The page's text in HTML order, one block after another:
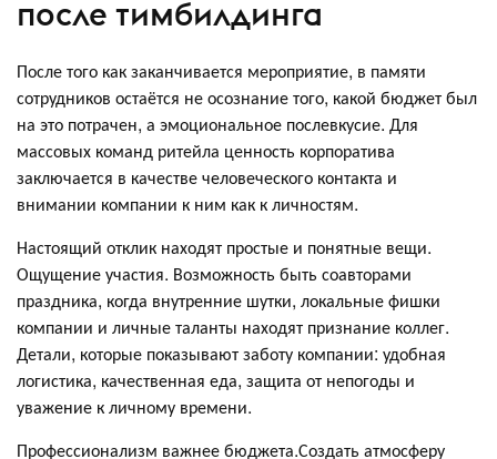
после тимбилдинга
После того как заканчивается мероприятие, в памяти
сотрудников остаётся не осознание того, какой бюджет был
на это потрачен, а эмоциональное послевкусие. Для
массовых команд ритейла ценность корпоратива
заключается в качестве человеческого контакта и
внимании компании к ним как к личностям.
Настоящий отклик находят простые и понятные вещи.
Ощущение участия. Возможность быть соавторами
праздника, когда внутренние шутки, локальные фишки
компании и личные таланты находят признание коллег.
Детали, которые показывают заботу компании: удобная
логистика, качественная еда, защита от непогоды и
уважение к личному времени.
Профессионализм важнее бюджета.Создать атмосферу